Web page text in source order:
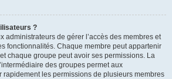
?
administrateurs de gérer l’accès des membres et
fonctionnalités. Chaque membre peut appartenir
chaque groupe peut avoir ses permissions. La
des groupes permet aux
rapidement les permissions de plusieurs membres